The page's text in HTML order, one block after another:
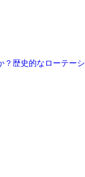
？歴史的なローテーシ